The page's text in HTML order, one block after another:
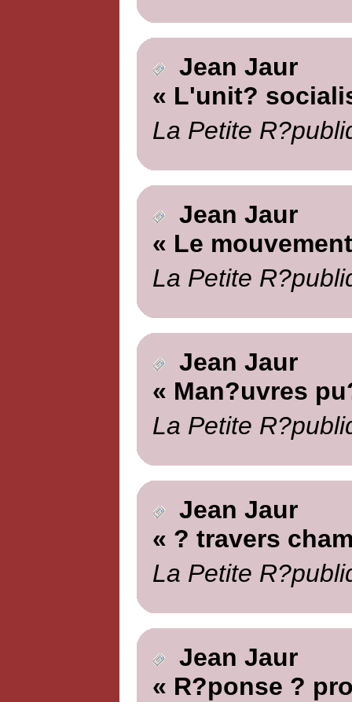
Jean Jaur
« L'unit?
La Petite
Jean Jaur
« Le
La Petite
Jean Jaur
« Man?uvres
La Petite
Jean Jaur
« ? travers
La Petite
Jean Jaur
« R?ponse ?